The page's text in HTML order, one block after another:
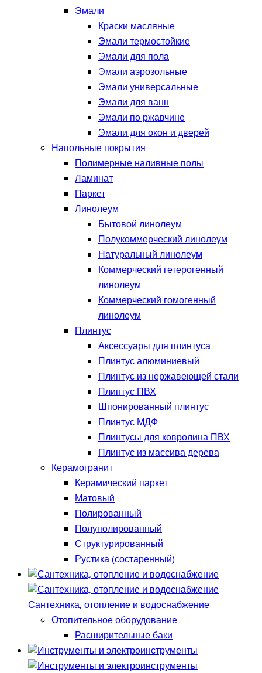
Эмали
Краски масляные
Эмали термостойкие
Эмали для пола
Эмали аэрозольные
Эмали универсальные
Эмали для ванн
Эмали по ржавчине
Эмали для окон и дверей
Напольные покрытия
Полимерные наливные полы
Ламинат
Паркет
Линолеум
Бытовой линолеум
Полукоммерческий линолеум
Натуральный линолеум
Коммерческий гетерогенный
линолеум
Коммерческий гомогенный
линолеум
Плинтус
Аксессуары для плинтуса
Плинтус алюминиевый
Плинтус из нержавеющей стали
Плинтус ПВХ
Шпонированный плинтус
Плинтус МДФ
Плинтусы для ковролина ПВХ
Плинтус из массива дерева
Керамогранит
Керамический паркет
Матовый
Полированный
Полуполированный
Структурированный
Рустика (состаренный)
Сантехника, отопление и водоснабжение
Отопительное оборудование
Расширительные баки